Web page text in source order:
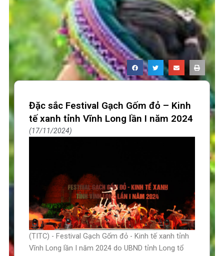
Đặc sắc Festival Gạch Gốm đỏ – Kinh
tế xanh tỉnh Vĩnh Long lần I năm 2024
17/11/2024
(TITC) - Festival Gạch Gốm đỏ - Kinh tế xanh tỉnh
Vĩnh Long lần I năm 2024 do UBND tỉnh Long tổ